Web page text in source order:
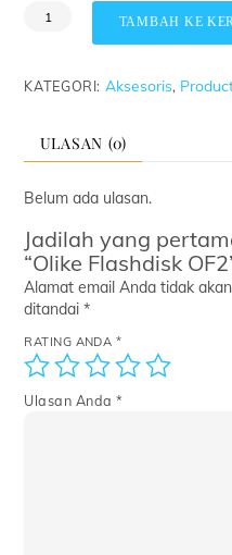
Kuantitas
OF2
TAMBAH KE
KATEGORI: Aksesoris,
ULASAN (0)
Belum ada ulasan.
Jadilah yang
“Olike Flashdisk
Alamat email Anda tidak
ditandai*
RATING ANDA *
Ulasan Anda*